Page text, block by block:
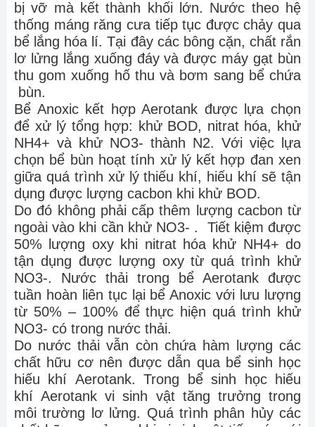
bị vỡ mà kết thành khối lớn. Nước theo hệ
thống máng răng cưa tiếp tục được chảy qua
bể lắng hóa lí. Tại đây các bông cặn, chất rắn
lơ lửng lắng xuống đáy và được máy gạt bùn
thu gom xuống hố thu và bơm sang bể chứa
bùn.
Bể Anoxic kết hợp Aerotank được lựa chọn
để xử lý tổng hợp: khử BOD, nitrat hóa, khử
NH4+ và khử NO3- thành N2. Với việc lựa
chọn bể bùn hoạt tính xử lý kết hợp đan xen
giữa quá trình xử lý thiếu khí, hiếu khí sẽ tận
dụng được lượng cacbon khi khử BOD.
Do đó không phải cấp thêm lượng cacbon từ
ngoài vào khi cần khử NO3- . Tiết kiệm được
50% lượng oxy khi nitrat hóa khử NH4+ do
tận dụng được lượng oxy từ quá trình khử
NO3-. Nước thải trong bể Aerotank được
tuần hoàn liên tục lại bể Anoxic với lưu lượng
từ 50% – 100% để thực hiện quá trình khử
NO3- có trong nước thải.
Do nước thải vẫn còn chứa hàm lượng các
chất hữu cơ nên được dẫn qua bể sinh học
hiếu khí Aerotank. Trong bể sinh học hiếu
khí Aerotank vi sinh vật tăng trưởng trong
môi trường lơ lửng. Quá trình phân hủy các